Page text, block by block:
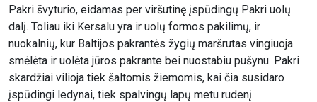
Pakri švyturio, eidamas per viršutinę įspūdingų Pakri uolų
dalį. Toliau iki Kersalu yra ir uolų formos pakilimų, ir
nuokalnių, kur Baltijos pakrantės žygių maršrutas vingiuoja
smėlėta ir uolėta jūros pakrante bei nuostabiu pušynu. Pakri
skardžiai vilioja tiek šaltomis žiemomis, kai čia susidaro
įspūdingi ledynai, tiek spalvingų lapų metu rudenį.